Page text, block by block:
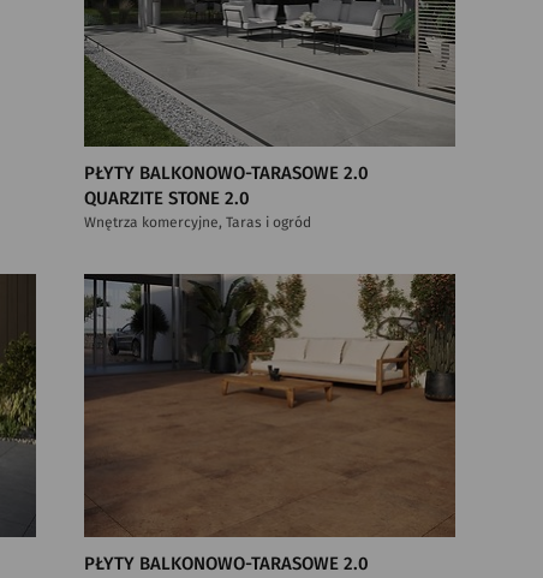
PŁYTY BALKONOWO-TARASOWE 2.0
QUARZITE STONE 2.0
Wnętrza komercyjne, Taras i ogród
PŁYTY BALKONOWO-TARASOWE 2.0